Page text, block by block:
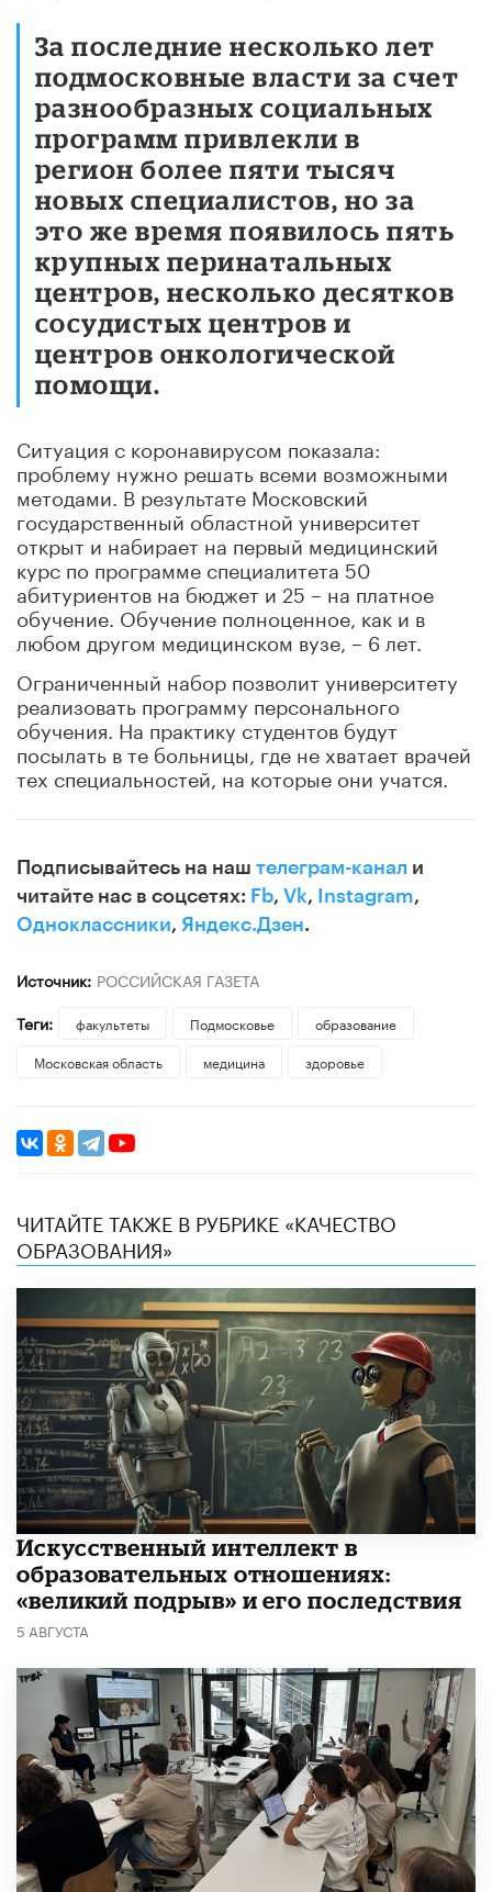
За последние несколько лет
подмосковные власти за счет
разнообразных социальных
программ привлекли в
регион более пяти тысяч
новых специалистов, но за
это же время появилось пять
крупных перинатальных
центров, несколько десятков
сосудистых центров и
центров онкологической
помощи.
Ситуация с коронавирусом показала:
проблему нужно решать всеми возможными
методами. В результате Московский
государственный областной университет
открыт и набирает на первый медицинский
курс по программе специалитета 50
абитуриентов на бюджет и 25 – на платное
обучение. Обучение полноценное, как и в
любом другом медицинском вузе, – 6 лет.
Ограниченный набор позволит университету
реализовать программу персонального
обучения. На практику студентов будут
посылать в те больницы, где не хватает врачей
тех специальностей, на которые они учатся.
Подписывайтесь на наш телеграм-канал и
читайте нас в соцсетях: Fb, Vk, Instagram,
Одноклассники, Яндекс.Дзен.
Источник: РОССИЙСКАЯ ГАЗЕТА
Теги:
факультеты Подмосковье
образование
Московская область
медицина здоровье
ЧИТАЙТЕ ТАКЖЕ В РУБРИКЕ «КАЧЕСТВО
ОБРАЗОВАНИЯ»
​Искусственный интеллект в
образовательных отношениях:
«великий подрыв» и его последствия
5 АВГУСТА